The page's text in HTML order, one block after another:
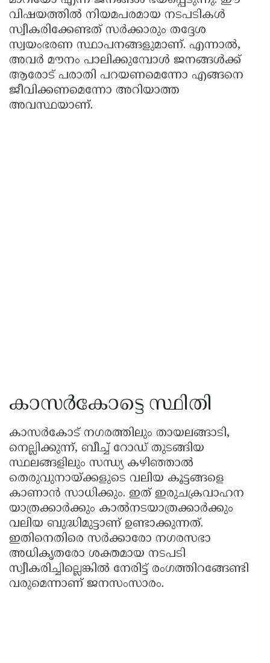
വിഷയത്തിൽ നിയമപരമായ നടപടികൾ
സ്വീകരിക്കേണ്ടത് സർക്കാരും തദ്ദേശ
സ്വയംഭരണ സ്ഥാപനങ്ങളുമാണ്. എന്നാൽ,
അവർ മൗനം പാലിക്കുമ്പോൾ ജനങ്ങൾക്ക്
ആരോട് പരാതി പറയണമെന്നോ എങ്ങനെ
ജീവിക്കണമെന്നോ അറിയാത്ത
അവസ്ഥയാണ്.
കാസർകോട്ടെ സ്ഥിതി
കാസർകോട് നഗരത്തിലും തായലങ്ങാടി,
നെല്ലിക്കുന്ന്, ബീച്ച് റോഡ് തുടങ്ങിയ
സ്ഥലങ്ങളിലും സന്ധ്യ കഴിഞ്ഞാൽ
തെരുവുനായ്ക്കളുടെ വലിയ കൂട്ടങ്ങളെ
കാണാൻ സാധിക്കും. ഇത് ഇരുചക്രവാഹന
യാത്രക്കാർക്കും കാൽനടയാത്രക്കാർക്കും
വലിയ ബുദ്ധിമുട്ടാണ് ഉണ്ടാക്കുന്നത്.
ഇതിനെതിരെ സർക്കാരോ നഗരസഭാ
അധികൃതരോ ശക്തമായ നടപടി
സ്വീകരിച്ചില്ലെങ്കിൽ നേരിട്ട് രംഗത്തിറങ്ങേണ്ടി
വരുമെന്നാണ് ജനസംസാരം.